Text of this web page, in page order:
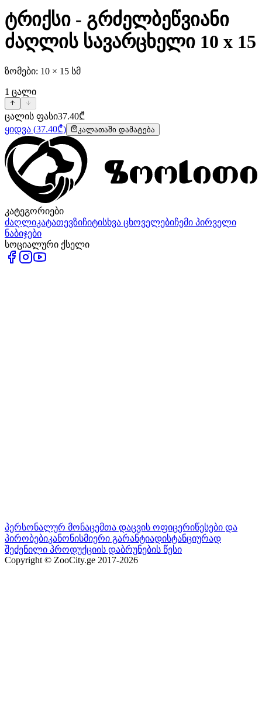
ტრიქსი - გრძელბეწვიანი
ძაღლის სავარცხელი 10 x 15
ზომები: 10 × 15 სმ
1 ცალი
ცალის ფასი37.40₾
ყიდვა (37.40₾) კალათაში დამატება
კატეგორიები
ძაღლიკატათევზიჩიტისხვა ცხოველებიჩემი პირველი
ნაბიჯები
სოციალური ქსელი
პერსონალურ მონაცემთა დაცვის ოფიცერიწესები და
პირობებიკანონისმიერი გარანტიადისტანციურად
შეძენილი პროდუქციის დაბრუნების წესი
Copyright © ZooCity.ge 2017-2026